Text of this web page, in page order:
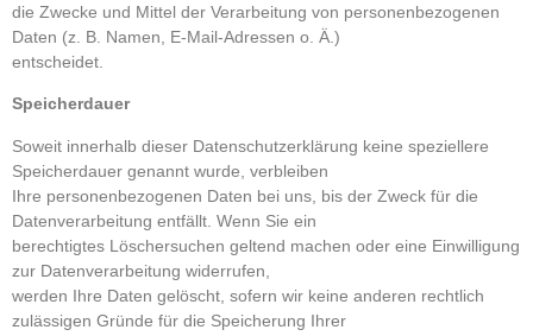
die Zwecke und Mittel der Verarbeitung von personenbezogenen
Daten (z. B. Namen, E-Mail-Adressen o. Ä.)
entscheidet.
Speicherdauer
Soweit innerhalb dieser Datenschutzerklärung keine speziellere
Speicherdauer genannt wurde, verbleiben
Ihre personenbezogenen Daten bei uns, bis der Zweck für die
Datenverarbeitung entfällt. Wenn Sie ein
berechtigtes Löschersuchen geltend machen oder eine Einwilligung
zur Datenverarbeitung widerrufen,
werden Ihre Daten gelöscht, sofern wir keine anderen rechtlich
zulässigen Gründe für die Speicherung Ihrer